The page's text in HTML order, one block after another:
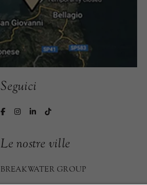
Seguici
Le nostre ville
BREAKWATER GROUP